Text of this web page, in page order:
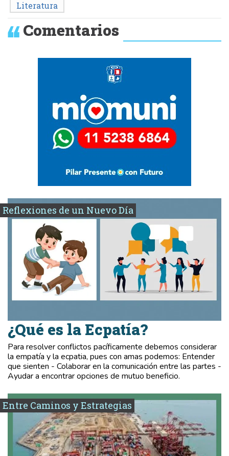
Literatura
Comentarios
Reflexiones de un Nuevo Día
¿Qué es la Ecpatía?
Para resolver conflictos pacíficamente debemos considerar
la empatía y la ecpatia, pues con amas podemos: Entender
que sienten - Colaborar en la comunicación entre las partes -
Ayudar a encontrar opciones de mutuo beneficio.
Entre Caminos y Estrategias